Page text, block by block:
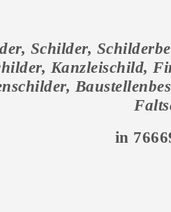
Schilder,
, Kanzleischild,
in